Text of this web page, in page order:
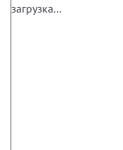
загрузка...